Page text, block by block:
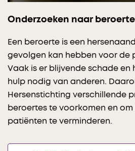
Onderzoeken naar beroerte
Een beroerte is een
gevolgen kan hebben voor de
Vaak is er blijvende schade en
hulp nodig van anderen.
Hersenstichting verschillende
beroertes te voorkomen en
patiënten te verminderen.